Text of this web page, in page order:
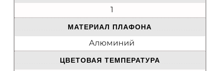
1
МАТЕРИАЛ ПЛАФОНА
Алюминий
ЦВЕТОВАЯ ТЕМПЕРАТУРА